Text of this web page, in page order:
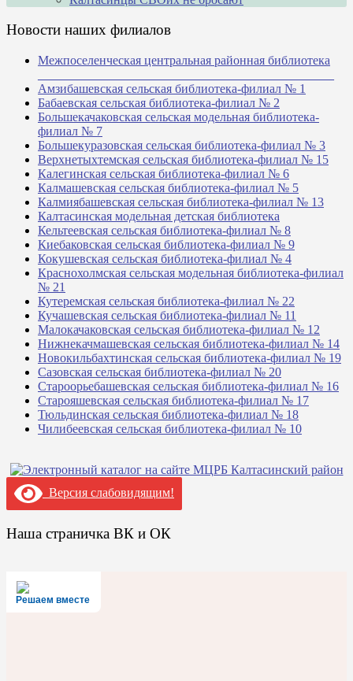
Новости наших филиалов
Межпоселенческая центральная районная библиотека
Амзибашевская сельская библиотека-филиал № 1
Бабаевская сельская библиотека-филиал № 2
Большекачаковская сельская модельная библиотека-
филиал № 7
Большекуразовская сельская библиотека-филиал № 3
Верхнетыхтемская сельская библиотека-филиал № 15
Калегинская сельская библиотека-филиал № 6
Калмашевская сельская библиотека-филиал № 5
Калмиябашевская сельская библиотека-филиал № 13
Калтасинская модельная детская библиотека
Кельтеевская сельская библиотека-филиал № 8
Киебаковская сельская библиотека-филиал № 9
Кокушевская сельская библиотека-филиал № 4
Краснохолмская сельская модельная библиотека-филиал
№ 21
Кутеремская сельская библиотека-филиал № 22
Кучашевская сельская библиотека-филиал № 11
Малокачаковская сельская библиотека-филиал № 12
Нижнекачмашевская сельская библиотека-филиал № 14
Новокильбахтинская сельская библиотека-филиал № 19
Сазовская сельская библиотека-филиал № 20
Староорьебашевская сельская библиотека-филиал № 16
Старояшевская сельская библиотека-филиал № 17
Тюльдинская сельская библиотека-филиал № 18
Чилибеевская сельская библиотека-филиал № 10
Версия слабовидящим!
Наша страничка ВК и ОК
Решаем вместе